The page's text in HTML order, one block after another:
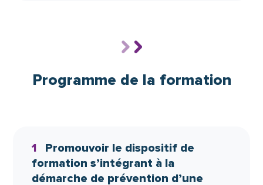
Programme de la formation
1 Promouvoir le dispositif de
formation s’intégrant à la
démarche de prévention d’une